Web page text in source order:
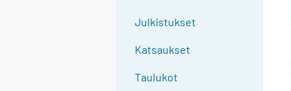
Julkistukset
Katsaukset
Taulukot